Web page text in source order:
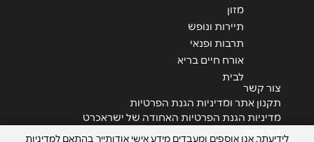
מזון
תיירות ונופש
תרבות ופנאי
אורח חיים בריא
לבית
צור קשר
תקנון אתר ומדיניות הגנת הפרטיות
מדיניות הגנת הפרטיות האחודה של ישראכרט
לידיעתך, אנו אוספים ומעבדים מידע אישי אודותייך בהתאם למדיניות